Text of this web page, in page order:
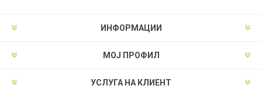
ИНФОРМАЦИИ
МОЈ ПРОФИЛ
УСЛУГА НА КЛИЕНТ